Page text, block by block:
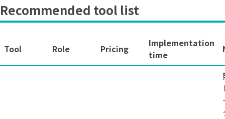
Recommended tool list
Tool Role Pricing
Implementation
time